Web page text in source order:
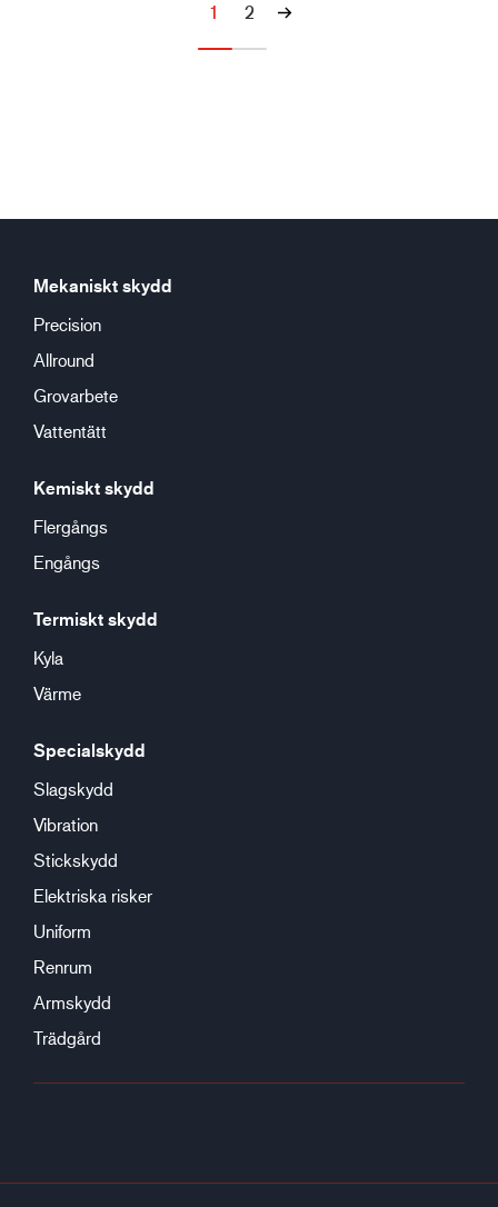
1 2
Mekaniskt skydd
Precision
Allround
Grovarbete
Vattentätt
Kemiskt skydd
Flergångs
Engångs
Termiskt skydd
Kyla
Värme
Specialskydd
Slagskydd
Vibration
Stickskydd
Elektriska risker
Uniform
Renrum
Armskydd
Trädgård